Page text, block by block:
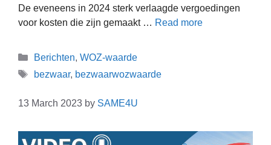
De eveneens in 2024 sterk verlaagde vergoedingen
voor kosten die zijn gemaakt … Read more
Berichten, WOZ-waarde
bezwaar, bezwaarwozwaarde
13 March 2023 by SAME4U